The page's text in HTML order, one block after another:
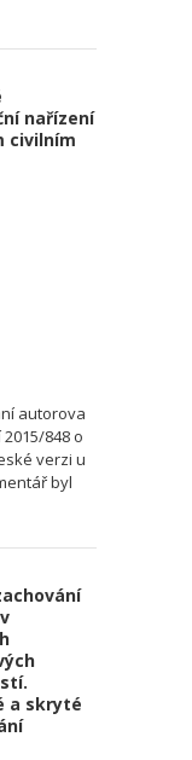
nařízení
civilním
autorova
848 o
verzi u
byl
a skryté